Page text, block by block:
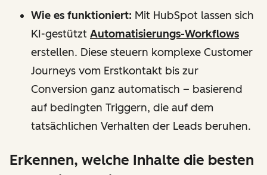
Wie es funktioniert: Mit HubSpot lassen sich
KI-gestützt Automatisierungs-Workflows
erstellen. Diese steuern komplexe Customer
Journeys vom Erstkontakt bis zur
Conversion ganz automatisch – basierend
auf bedingten Triggern, die auf dem
tatsächlichen Verhalten der Leads beruhen.
Erkennen, welche Inhalte die besten